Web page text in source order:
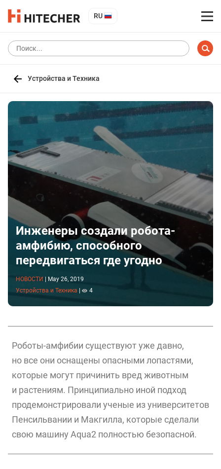
RU
Устройства и Техника
Инженеры создали робота-
амфибию, способного
передвигаться где угодно
НОВОСТИ
May 26, 2019
Устройства и Техника
4
Роботы-амфибии существуют уже давно,
но все они оснащены опасными лопастями,
которые могут причинить вред животным
и растениям. Принципиально иной подход
продемонстрировали ученые из университетов
Пенсильвании и Макгилла, которые сделали
свою машину Aqua2 полностью безопасной.